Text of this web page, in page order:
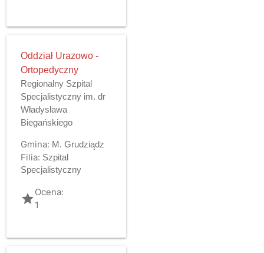
Oddział Urazowo -
Ortopedyczny
Regionalny Szpital
Specjalistyczny im. dr
Władysława
Biegańskiego
Gmina: M. Grudziądz
Filia: Szpital
Specjalistyczny
gradeOcena:
1